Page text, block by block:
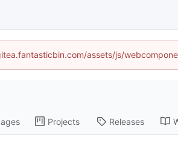
assets/js/
Projects Releases